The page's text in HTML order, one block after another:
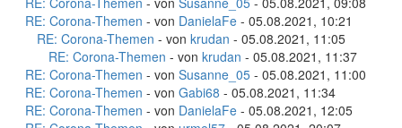
RE: Corona-Themen - von DanielaFe - 05.08.2021, 10:21
RE: Corona-Themen - von krudan - 05.08.2021, 11:05
RE: Corona-Themen - von krudan - 05.08.2021, 11:37
RE: Corona-Themen - von Susanne_05 - 05.08.2021, 11:00
RE: Corona-Themen - von Gabi68 - 05.08.2021, 11:34
RE: Corona-Themen - von DanielaFe - 05.08.2021, 12:05